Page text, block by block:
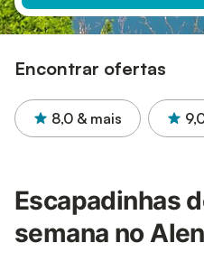
Encontrar ofertas
8,0 & mais
Escapadinhas
semana no